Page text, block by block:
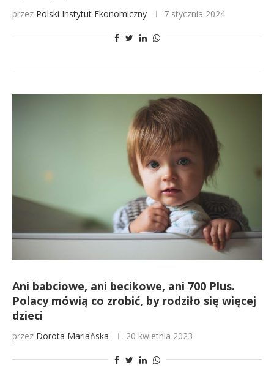
przez Polski Instytut Ekonomiczny 7 stycznia 2024
Ani babciowe, ani becikowe, ani 700 Plus.
Polacy mówią co zrobić, by rodziło się więcej
dzieci
przez Dorota Mariańska 20 kwietnia 2023